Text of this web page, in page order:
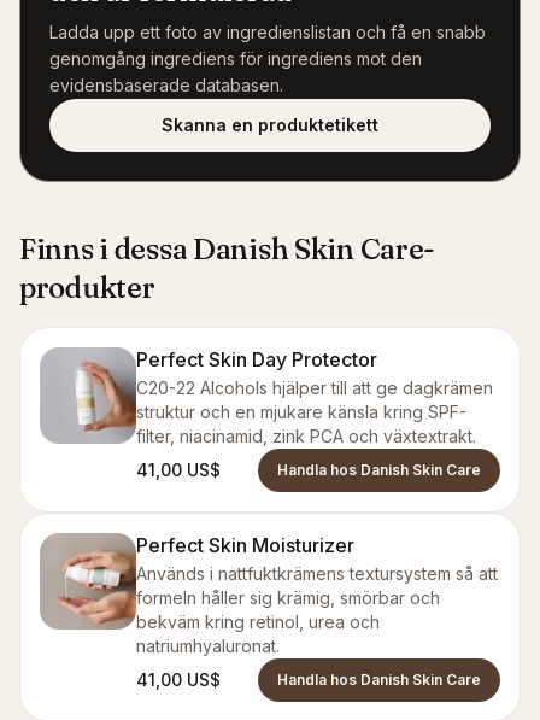
Ladda upp ett foto av ingredienslistan och få en snabb
genomgång ingrediens för ingrediens mot den
evidensbaserade databasen.
Skanna en produktetikett
Finns i dessa Danish Skin Care-
produkter
Perfect Skin Day Protector
C20-22 Alcohols hjälper till att ge dagkrämen
struktur och en mjukare känsla kring SPF-
filter, niacinamid, zink PCA och växtextrakt.
41,00 US$
Handla hos Danish Skin Care
Perfect Skin Moisturizer
Används i nattfuktkrämens textursystem så att
formeln håller sig krämig, smörbar och
bekväm kring retinol, urea och
natriumhyaluronat.
41,00 US$
Handla hos Danish Skin Care